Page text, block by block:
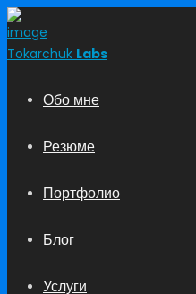
Tokarchuk Labs
Обо мне
Резюме
Портфолио
Блог
Услуги